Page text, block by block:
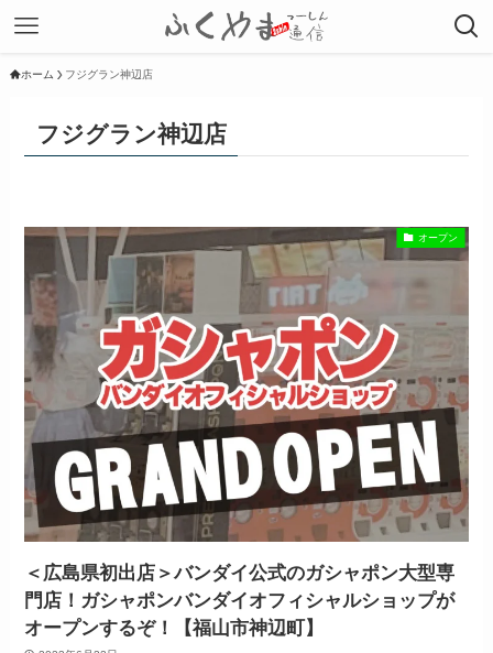
ホーム フジグラン神辺店
フジグラン神辺店
オープン
＜広島県初出店＞バンダイ公式のガシャポン大型専
門店！ガシャポンバンダイオフィシャルショップが
オープンするぞ！【福山市神辺町】